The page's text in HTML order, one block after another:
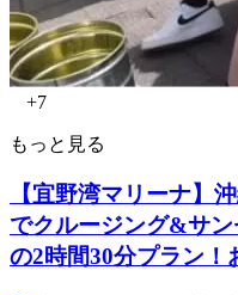
+7
もっと見る
【宜野湾マリーナ】
でクルージング&サ
の2時間30分プラン！